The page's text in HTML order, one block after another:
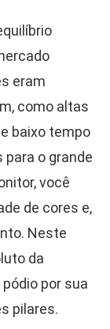
eram
como altas
baixo tempo
o grande
você
de cores e,
Neste
da
por sua
pilares.